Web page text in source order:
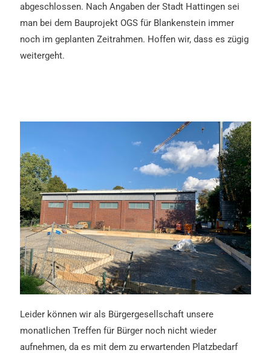
abgeschlossen. Nach Angaben der Stadt Hattingen sei
man bei dem Bauprojekt OGS für Blankenstein immer
noch im geplanten Zeitrahmen. Hoffen wir, dass es zügig
weitergeht.
Leider können wir als Bürgergesellschaft unsere
monatlichen Treffen für Bürger noch nicht wieder
aufnehmen, da es mit dem zu erwartenden Platzbedarf